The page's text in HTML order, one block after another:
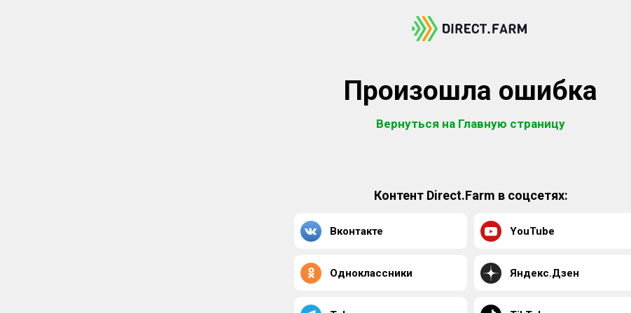
Произошла ошибка
Вернуться на Главную страницу
Контент Direct.Farm в соцсетях:
Вконтакте YouTube
Одноклассники Яндекс.Дзен